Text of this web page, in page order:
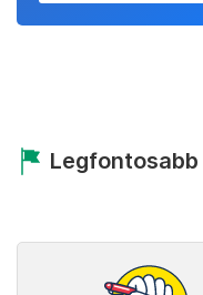
Kövess